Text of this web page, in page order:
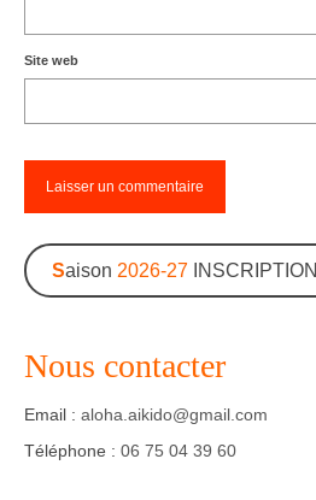
Site web
Saison 2026-27INSCRIPTION
Nous contacter
Email : aloha.aikido@gmail.com
Téléphone : 06 75 04 39 60